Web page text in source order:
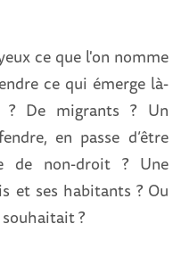
ce que l'on nomme
ce qui émerge là-
? De migrants ? Un
en passe d’être
de non-droit ? Une
et ses habitants ? Ou
?